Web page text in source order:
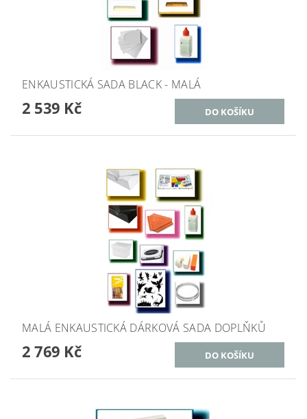
ENKAUSTICKÁ SADA BLACK - MALÁ
2 539 Kč
MALÁ ENKAUSTICKÁ DÁRKOVÁ SADA DOPLŇKŮ
2 769 Kč